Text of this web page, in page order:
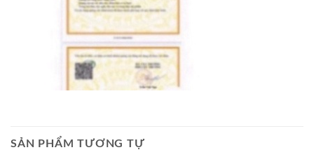
SẢN PHẨM TƯƠNG TỰ